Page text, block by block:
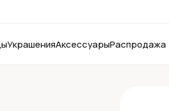
УкрашенияАксессуарыРаспродажа